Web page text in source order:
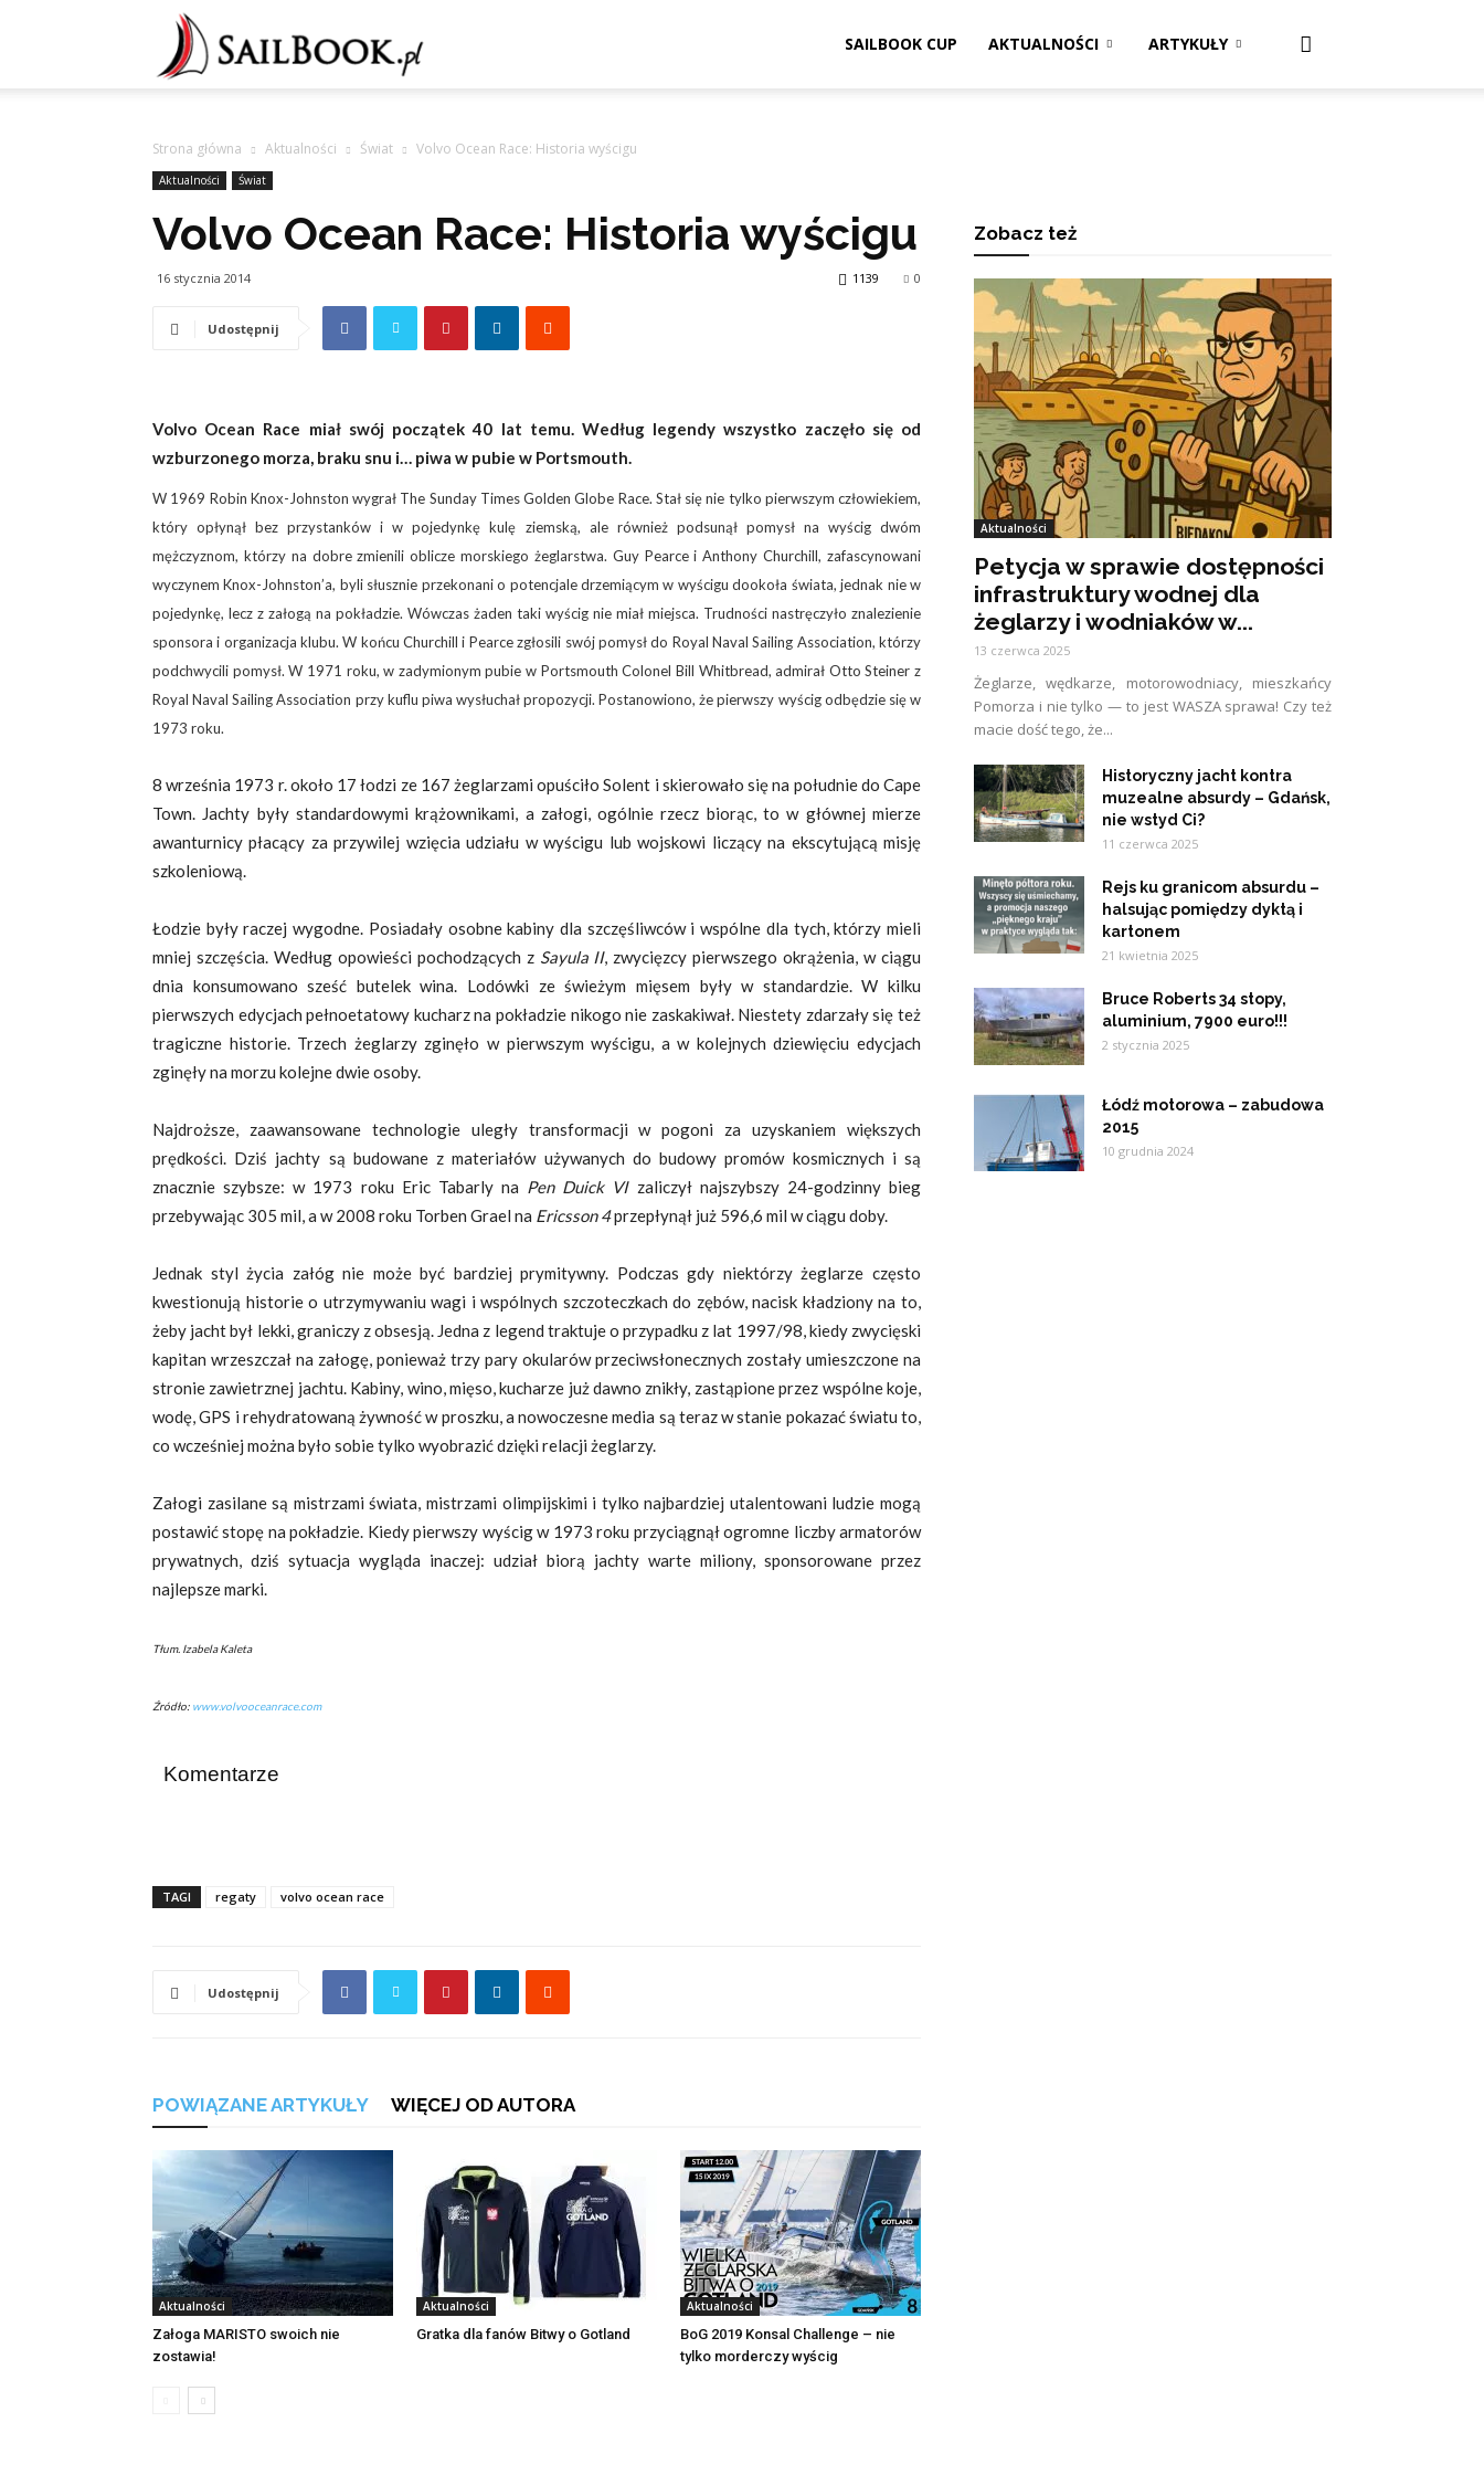
SAILBOOK CUP AKTUALNOŚCI ARTYKUŁY
Strona główna Aktualności Świat Volvo Ocean Race: Historia wyścigu
Aktualności Świat
Volvo Ocean Race: Historia wyścigu
16 stycznia 2014 0
1139
Udostępnij
Volvo Ocean Race miał swój początek 40 lat temu. Według legendy wszystko zaczęło się od
wzburzonego morza, braku snu i… piwa w pubie w Portsmouth.
W 1969 Robin Knox-Johnston wygrał The Sunday Times Golden Globe Race. Stał się nie tylko pierwszym człowiekiem,
który opłynął bez przystanków i w pojedynkę kulę ziemską, ale również podsunął pomysł na wyścig dwóm
mężczyznom, którzy na dobre zmienili oblicze morskiego żeglarstwa. Guy Pearce i Anthony Churchill, zafascynowani
wyczynem Knox-Johnston’a, byli słusznie przekonani o potencjale drzemiącym w wyścigu dookoła świata, jednak nie w
pojedynkę, lecz z załogą na pokładzie. Wówczas żaden taki wyścig nie miał miejsca. Trudności nastręczyło znalezienie
sponsora i organizacja klubu. W końcu Churchill i Pearce zgłosili swój pomysł do Royal Naval Sailing Association, którzy
podchwycili pomysł. W 1971 roku, w zadymionym pubie w Portsmouth Colonel Bill Whitbread, admirał Otto Steiner z
Royal Naval Sailing Association przy kuflu piwa wysłuchał propozycji. Postanowiono, że pierwszy wyścig odbędzie się w
1973 roku.
8 września 1973 r. około 17 łodzi ze 167 żeglarzami opuściło Solent i skierowało się na południe do Cape
Town. Jachty były standardowymi krążownikami, a załogi, ogólnie rzecz biorąc, to w głównej mierze
awanturnicy płacący za przywilej wzięcia udziału w wyścigu lub wojskowi liczący na ekscytującą misję
szkoleniową.
Łodzie były raczej wygodne. Posiadały osobne kabiny dla szczęśliwców i wspólne dla tych, którzy mieli
mniej szczęścia. Według opowieści pochodzących z Sayula II, zwycięzcy pierwszego okrążenia, w ciągu
dnia konsumowano sześć butelek wina. Lodówki ze świeżym mięsem były w standardzie. W kilku
pierwszych edycjach pełnoetatowy kucharz na pokładzie nikogo nie zaskakiwał. Niestety zdarzały się też
tragiczne historie. Trzech żeglarzy zginęło w pierwszym wyścigu, a w kolejnych dziewięciu edycjach
zginęły na morzu kolejne dwie osoby.
Najdroższe, zaawansowane technologie uległy transformacji w pogoni za uzyskaniem większych
prędkości. Dziś jachty są budowane z materiałów używanych do budowy promów kosmicznych i są
znacznie szybsze: w 1973 roku Eric Tabarly na Pen Duick VIzaliczył najszybszy 24-godzinny bieg
przebywając 305 mil, a w 2008 roku Torben Grael na Ericsson 4przepłynął już 596,6 mil w ciągu doby.
Jednak styl życia załóg nie może być bardziej prymitywny. Podczas gdy niektórzy żeglarze często
kwestionują historie o utrzymywaniu wagi i wspólnych szczoteczkach do zębów, nacisk kładziony na to,
żeby jacht był lekki, graniczy z obsesją. Jedna z legend traktuje o przypadku z lat 1997/98, kiedy zwycięski
kapitan wrzeszczał na załogę, ponieważ trzy pary okularów przeciwsłonecznych zostały umieszczone na
stronie zawietrznej jachtu. Kabiny, wino, mięso, kucharze już dawno znikły, zastąpione przez wspólne koje,
wodę, GPS i rehydratowaną żywność w proszku, a nowoczesne media są teraz w stanie pokazać światu to,
co wcześniej można było sobie tylko wyobrazić dzięki relacji żeglarzy.
Załogi zasilane są mistrzami świata, mistrzami olimpijskimi i tylko najbardziej utalentowani ludzie mogą
postawić stopę na pokładzie. Kiedy pierwszy wyścig w 1973 roku przyciągnął ogromne liczby armatorów
prywatnych, dziś sytuacja wygląda inaczej: udział biorą jachty warte miliony, sponsorowane przez
najlepsze marki.
Tłum. Izabela Kaleta
Źródło: www.volvooceanrace.com
Komentarze
TAGI regaty volvo ocean race
Udostępnij
POWIĄZANE ARTYKUŁY WIĘCEJ OD AUTORA
Aktualności
Załoga MARISTO swoich nie
zostawia!
Aktualności
Gratka dla fanów Bitwy o Gotland
Aktualności
BoG 2019 Konsal Challenge – nie
tylko morderczy wyścig
Zobacz też
Aktualności
Petycja w sprawie dostępności
infrastruktury wodnej dla
żeglarzy i wodniaków w...
13 czerwca 2025
Żeglarze, wędkarze, motorowodniacy, mieszkańcy
Pomorza i nie tylko — to jest WASZA sprawa! Czy też
macie dość tego, że...
Historyczny jacht kontra
muzealne absurdy – Gdańsk,
nie wstyd Ci?
11 czerwca 2025
Rejs ku granicom absurdu –
halsując pomiędzy dyktą i
kartonem
21 kwietnia 2025
Bruce Roberts 34 stopy,
aluminium, 7900 euro!!!
2 stycznia 2025
Łódź motorowa – zabudowa
2015
10 grudnia 2024